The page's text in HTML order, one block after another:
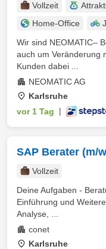
Vollzeit
Home-Office
Wir sind NEOMATIC–
auch um Veränderung
Kunden dabei ...
NEOMATIC AG
Karlsruhe
vor 1 Tag
SAP Berater (m/
Vollzeit
Deine Aufgaben -
Einführung und
Analyse, ...
conet
Karlsruhe